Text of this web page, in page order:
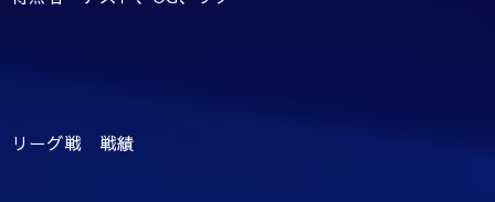
リーグ戦 戦績